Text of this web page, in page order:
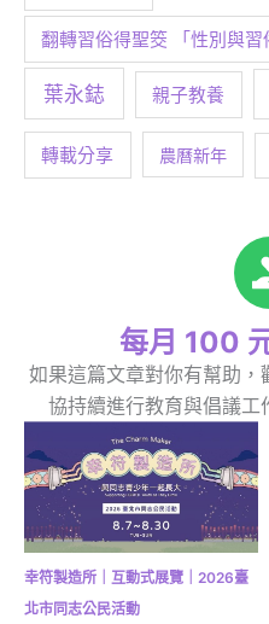
翻轉習俗得聖筊 「性別與
葉永鋕 親子教養
轉載分享 農曆新年
每月 100
如果這篇文章對你有幫助
協持續進行教育與倡議工
幸符製造所｜互動式展覽｜2026臺
北市同志公民活動